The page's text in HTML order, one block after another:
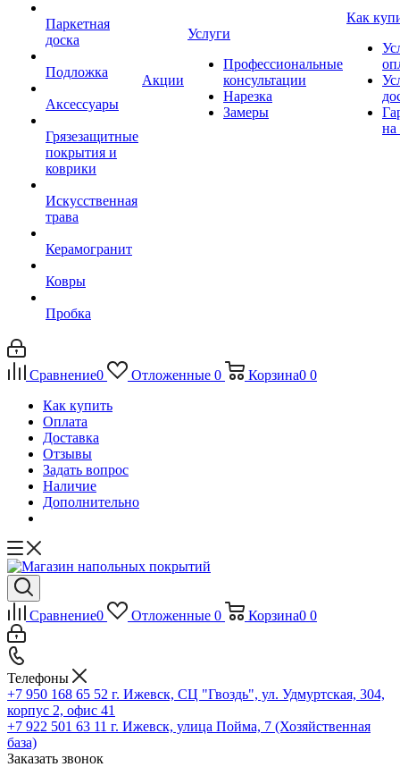
Паркетная
доска
Подложка
Аксессуары
Грязезащитные
покрытия и
коврики
Искусственная
трава
Керамогранит
Ковры
Пробка
Акции
Услуги
Профессиональные
консультации
Нарезка
Замеры
Как
на
Сравнение0 Отложенные 0 Корзина0 0
Как купить
Оплата
Доставка
Отзывы
Задать вопрос
Наличие
Дополнительно
Сравнение0 Отложенные 0 Корзина0 0
Телефоны
+7 950 168 65 52 г. Ижевск, СЦ "Гвоздь", ул. Удмуртская, 304,
корпус 2, офис 41
+7 922 501 63 11 г. Ижевск, улица Пойма, 7 (Хозяйственная
база)
Заказать звонок